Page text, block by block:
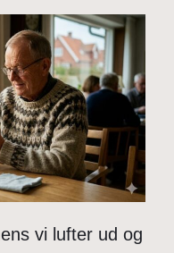
vi lufter ud og